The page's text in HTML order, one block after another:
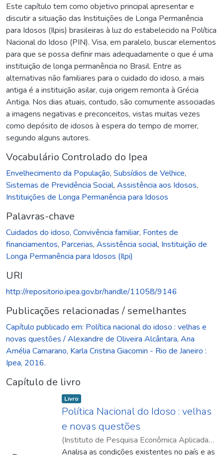
Este capítulo tem como objetivo principal apresentar e
discutir a situação das Instituições de Longa Permanência
para Idosos (Ilpis) brasileiras à luz do estabelecido na Política
Nacional do Idoso (PIN). Visa, em paralelo, buscar elementos
para que se possa definir mais adequadamente o que é uma
instituição de longa permanência no Brasil. Entre as
alternativas não familiares para o cuidado do idoso, a mais
antiga é a instituição asilar, cuja origem remonta à Grécia
Antiga. Nos dias atuais, contudo, são comumente associadas
a imagens negativas e preconceitos, vistas muitas vezes
como depósito de idosos à espera do tempo de morrer,
segundo alguns autores.
Vocabulário Controlado do Ipea
Envelhecimento da População, Subsídios de Velhice,
Sistemas de Previdência Social, Assistência aos Idosos,
Instituições de Longa Permanência para Idosos
Palavras-chave
Cuidados do idoso, Convivência familiar, Fontes de
financiamentos, Parcerias, Assistência social, Instituição de
Longa Permanência para Idosos (Ilpi)
URI
http://repositorio.ipea.gov.br/handle/11058/9146
Publicações relacionadas / semelhantes
Capítulo publicado em: Política nacional do idoso : velhas e
novas questões / Alexandre de Oliveira Alcântara, Ana
Amélia Camarano, Karla Cristina Giacomin - Rio de Janeiro :
Ipea, 2016.
Capítulo de livro
Item type:
Livro ,
Política Nacional do Idoso : velhas
e novas questões
(Instituto de Pesquisa Econômica Aplicada
(Ipea),2016)Alcântara, Alexandre de
Analisa as condições existentes no país e as